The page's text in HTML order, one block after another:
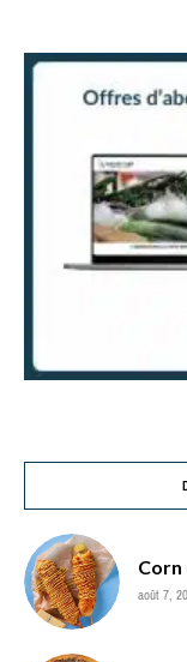
août 7,